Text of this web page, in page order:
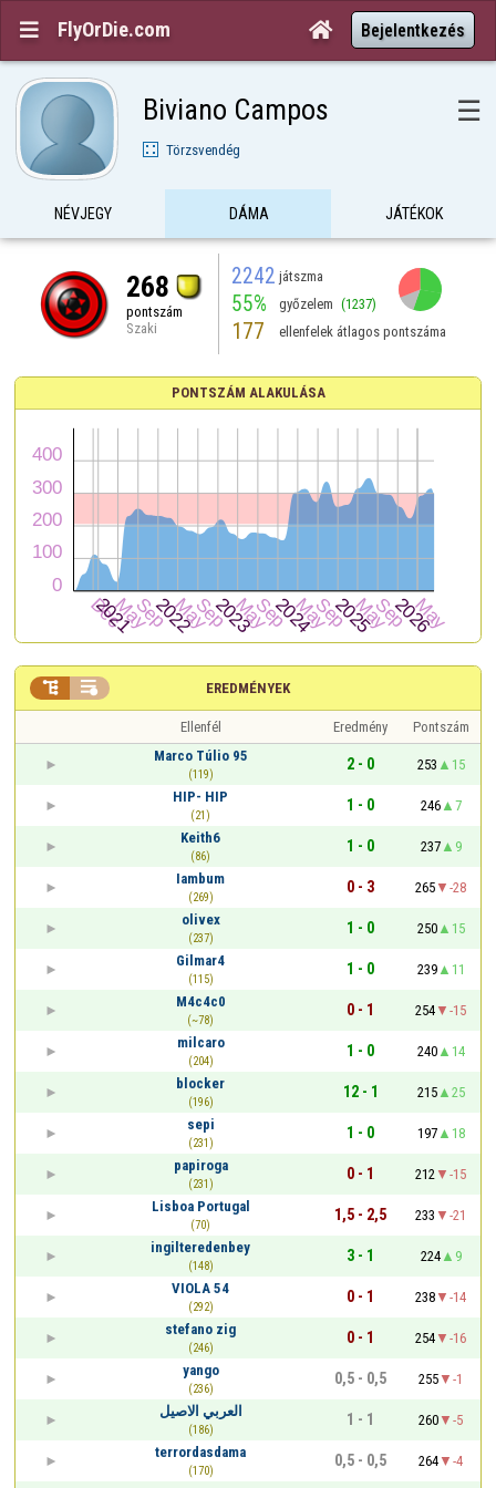
 FlyOrDie.com  Bejelentkezés
Biviano Campos ☰
Törzsvendég
NÉVJEGY DÁMA JÁTÉKOK
268
pontszám
Szaki
2242 játszma
55% győzelem (1237)
177 ellenfelek átlagos pontszáma
PONTSZÁM ALAKULÁSA
EREDMÉNYEK
 
Ellenfél Eredmény
Pontszám
Marco Túlio 95
(119)
2 - 0 253
15
HIP- HIP
(21)
1 - 0 246
7
Keith6
(86)
1 - 0 237
9
Iambum
(269)
0 - 3 265
-28
olivex
(237)
1 - 0 250
15
Gilmar4
(115)
1 - 0 239
11
M4c4c0
(~78)
0 - 1 254
-15
milcaro
(204)
1 - 0 240
14
blocker
(196)
12 - 1 215
25
sepi
(231)
1 - 0 197
18
papiroga
(231)
0 - 1 212
-15
Lisboa Portugal
(70)
1,5 - 2,5 233
-21
ingilteredenbey
(148)
3 - 1 224
9
VIOLA 54
(292)
0 - 1 238
-14
stefano zig
(246)
0 - 1 254
-16
yango
(236)
0,5 - 0,5 255
-1
العربي الاصيل
(186)
1 - 1 260
-5
terrordasdama
(170)
0,5 - 0,5 264
-4